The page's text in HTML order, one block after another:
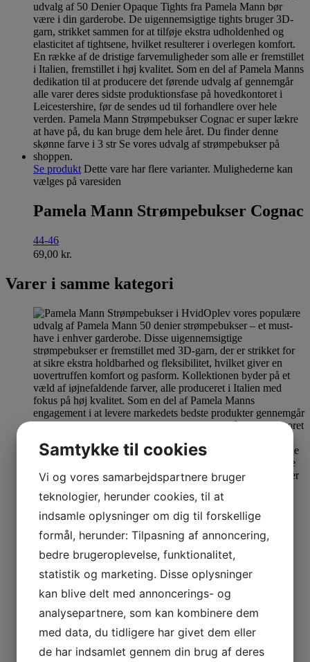
Se produkt Dette vare har flere varianter. Mulighederne kan
vælges på varesiden
Pamela Mann Strømpebukser Cognac
44-46
69,00 kr.
Varer i samme kategori
Se produktDette vare har flere varianter. Mulighederne kan
vælges på varesiden
Pamela Mann Strømpebukser hvid
44-46 48-52
Last one
OEKO-TEX certificeret
Samtykke til cookies
Vi og vores samarbejdspartnere bruger
teknologier, herunder cookies, til at
indsamle oplysninger om dig til forskellige
formål, herunder: Tilpasning af annoncering,
bedre brugeroplevelse, funktionalitet,
statistik og marketing. Disse oplysninger
kan blive delt med annoncerings- og
analysepartnere, som kan kombinere dem
med data, du tidligere har givet dem eller
de har indsamlet gennem din brug af deres